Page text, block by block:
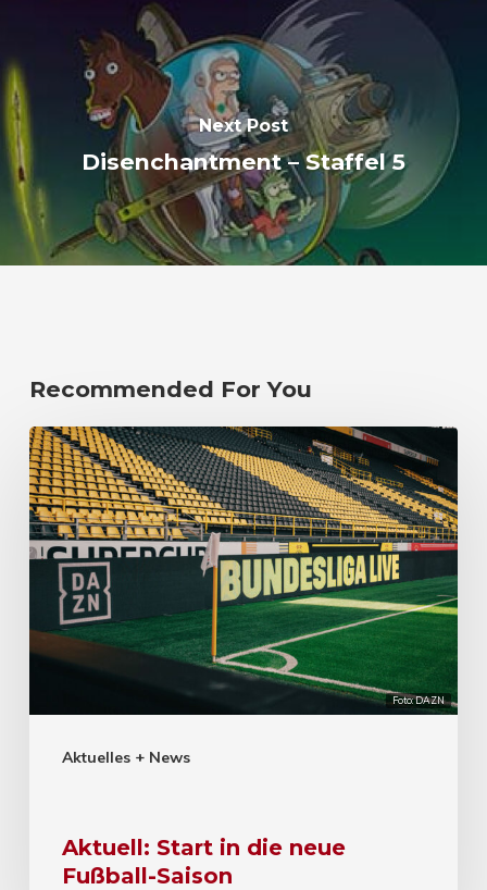
Next Post
Disenchantment – Staffel 5
Recommended For You
Foto: DAZN
Aktuelles + News
Aktuell: Start in die neue
Fußball-Saison